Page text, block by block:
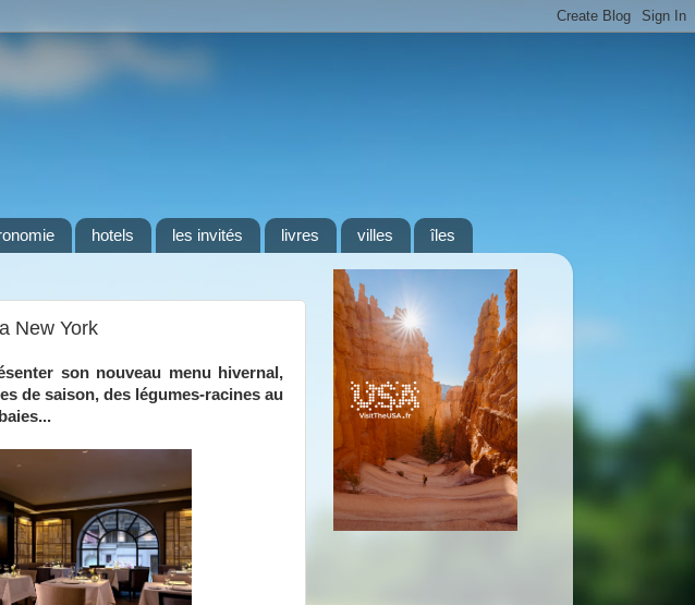
hotels les invités livres villes îles
New York
son nouveau menu hivernal,
de saison, des légumes-racines au